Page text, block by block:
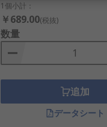
1個小計：
￥689.00(税抜)
数量
追加
データシート